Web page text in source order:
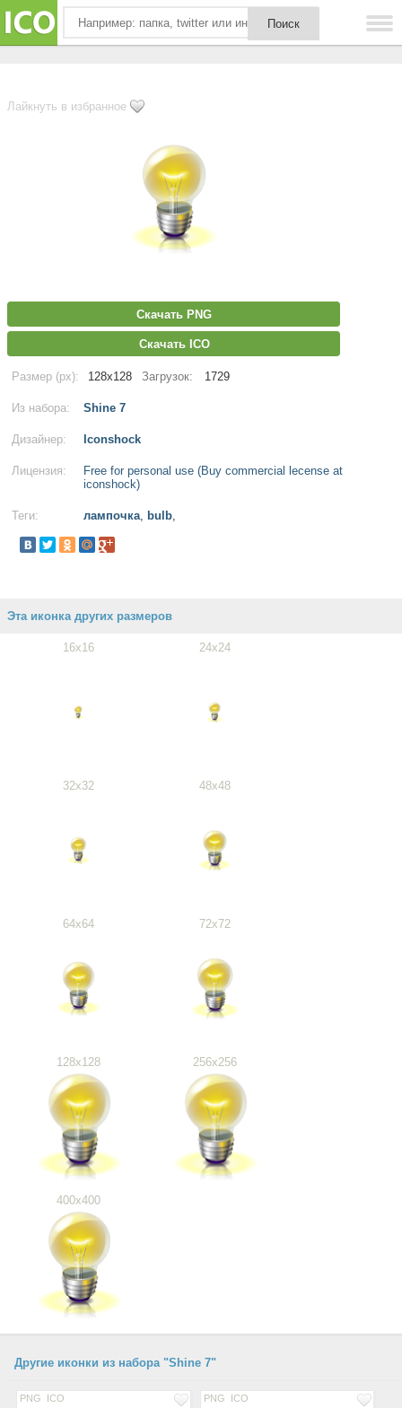
Лайкнуть в избранное
Скачать PNG
Скачать ICO
Размер (px): 128x128 Загрузок: 1729
Из набора: Shine 7
Дизайнер: Iconshock
Лицензия:
Free for personal use (Buy commercial lecense at
iconshock)
Теги: лампочка, bulb,
Эта иконка других размеров
16x16 24x24
32x32 48x48
64x64 72x72
128x128 256x256
400x400
Другие иконки из набора "Shine 7"
PNG ICO PNG ICO